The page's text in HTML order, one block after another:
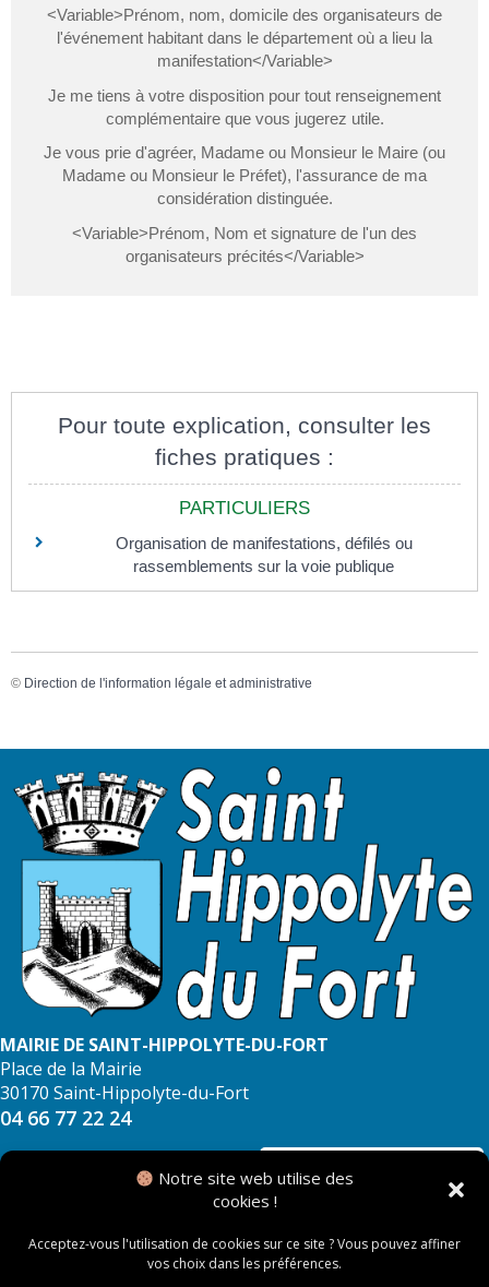
Notre site web utilise des
cookies !
Acceptez-vous l'utilisation de cookies sur ce site ? Vous pouvez affiner
vos choix dans les préférences.
<Variable>Prénom, nom, domicile des organisateurs de
l'événement habitant dans le département où a lieu la
manifestation</Variable>
Je me tiens à votre disposition pour tout renseignement
complémentaire que vous jugerez utile.
Je vous prie d'agréer, Madame ou Monsieur le Maire (ou
Madame ou Monsieur le Préfet), l'assurance de ma
considération distinguée.
<Variable>Prénom, Nom et signature de l'un des
organisateurs précités</Variable>
Pour toute explication, consulter les
fiches pratiques :
PARTICULIERS
Organisation de manifestations, défilés ou
rassemblements sur la voie publique
© Direction de l'information légale et administrative
MAIRIE DE SAINT-HIPPOLYTE-DU-FORT
Place de la Mairie
30170 Saint-Hippolyte-du-Fort
04 66 77 22 24
NOUS CONTACTER